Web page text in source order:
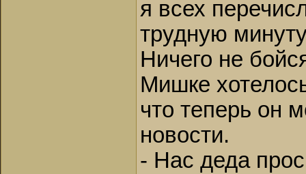
я всех
трудную
Ничего не
Мишке
что теперь он
новости.
- Нас деда